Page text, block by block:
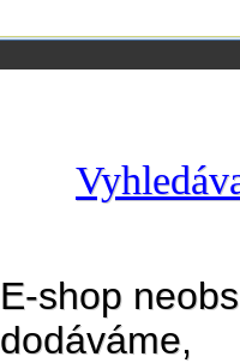
E-shop
dodáváme,